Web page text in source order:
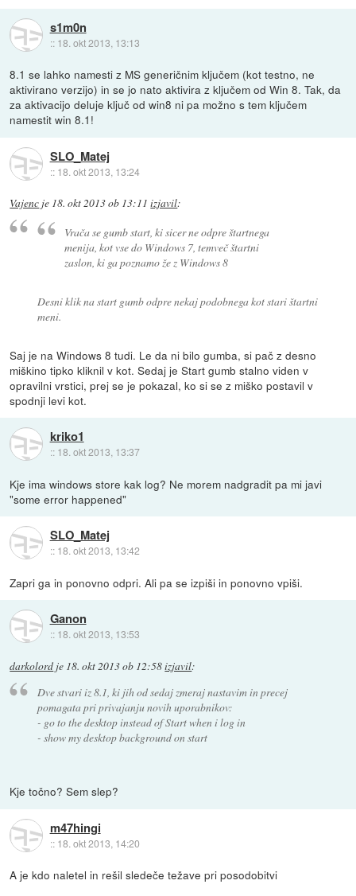
s1m0n
:: 18. okt 2013, 13:13
8.1 se lahko namesti z MS generičnim ključem (kot testno, ne
aktivirano verzijo) in se jo nato aktivira z ključem od Win 8. Tak, da
za aktivacijo deluje ključ od win8 ni pa možno s tem ključem
namestit win 8.1!
SLO_Matej
:: 18. okt 2013, 13:24
Vajenc je 18. okt 2013 ob 13:11 izjavil:
Vrača se gumb start, ki sicer ne odpre štartnega
menija, kot vse do Windows 7, temveč štartni
zaslon, ki ga poznamo že z Windows 8
Desni klik na start gumb odpre nekaj podobnega kot stari štartni
meni.
Saj je na Windows 8 tudi. Le da ni bilo gumba, si pač z desno
miškino tipko kliknil v kot. Sedaj je Start gumb stalno viden v
opravilni vrstici, prej se je pokazal, ko si se z miško postavil v
spodnji levi kot.
kriko1
:: 18. okt 2013, 13:37
Kje ima windows store kak log? Ne morem nadgradit pa mi javi
"some error happened"
SLO_Matej
:: 18. okt 2013, 13:42
Zapri ga in ponovno odpri. Ali pa se izpiši in ponovno vpiši.
Ganon
:: 18. okt 2013, 13:53
darkolord je 18. okt 2013 ob 12:58izjavil:
Dve stvari iz 8.1, ki jih od sedaj zmeraj nastavim in precej
pomagata pri privajanju novih uporabnikov:
- go to the desktop instead of Start when i log in
- show my desktop background on start
Kje točno? Sem slep?
m47hingi
:: 18. okt 2013, 14:20
A je kdo naletel in rešil sledeče težave pri posodobitvi